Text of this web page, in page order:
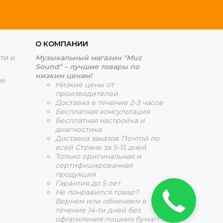
и
О КОМПАНИИ
Музыкальный магазин "Muz
Sound" – лучшие товары по
низким ценам!
Низкие цены от
производителей
Доставка в течение 2-3 часов
Бесплатная консультация
Бесплатная настройка и
диагностика
Доставка заказов Почтой по
всей Стране за 5-15 дней
Только оригинальная и
сертифицированная
продукция
Гарантия до 5 лет
Не понравился товар?
Вернем или обменяем в
течение 14-ти дней без
оформления лишних бумаг!
Заказать
звонок!